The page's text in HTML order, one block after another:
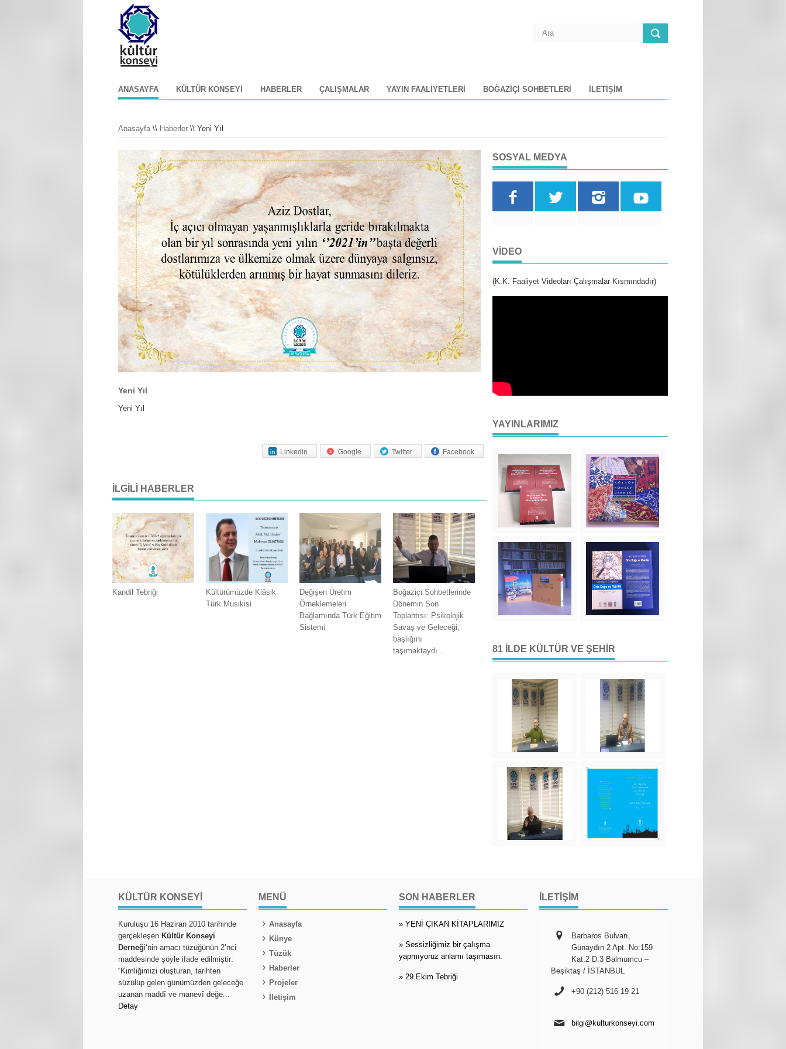
ANASAYFA KÜLTÜR KONSEYI HABERLER ÇALIŞMALAR YAYIN FAALIYETLERI BOĞAZIÇI SOHBETLERI İLETIŞIM
Anasayfa\\ Haberler \\ Yeni Yıl
Yeni Yıl
Yeni Yıl
Facebook
Twitter
Google
Linkedin
İLGILI HABERLER
Kandil Tebriği
Kültürümüzde Klâsik
Türk Musikisi
Değişen Üretim
Örneklemeleri
Bağlamında Türk Eğitim
Sistemi
Boğaziçi Sohbetlerinde
Dönemin Son
Toplantısı: Psikolojik
Savaş ve Geleceği,
başlığını
taşımaktaydı…
SOSYAL MEDYA
VIDEO
(K.K. Faaliyet Videoları Çalışmalar Kısmındadır)
YAYINLARIMIZ
81 İLDE KÜLTÜR VE ŞEHIR
KÜLTÜR KONSEYI
Kuruluşu 16 Haziran 2010 tarihinde
gerçekleşen Kültür Konseyi
Derneği‘nin amacı tüzüğünün 2’nci
maddesinde şöyle ifade edilmiştir:
“Kimliğimizi oluşturan, tarihten
süzülüp gelen günümüzden geleceğe
uzanan maddî ve manevî değe...
Detay
MENÜ
Anasayfa
Künye
Tüzük
Haberler
Projeler
İletişim
SON HABERLER
» YENİ ÇIKAN KİTAPLARIMIZ
» Sessizliğimiz bir çalışma
yapmıyoruz anlamı taşımasın.
» 29 Ekim Tebriği
İLETIŞIM
Barbaros Bulvarı,
Günaydın 2 Apt. No:159
Kat:2 D:3 Balmumcu –
Beşiktaş / İSTANBUL
+90 (212) 516 19 21
bilgi@kulturkonseyi.com